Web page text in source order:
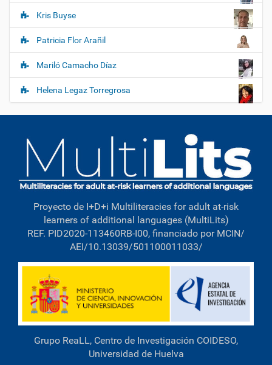
Kris Buyse
Patricia Flor Arañil
Mariló Camacho Díaz
Helena Legaz Torregrosa
Proyecto de I+D+i Multiliteracies for adult at-risk
learners of additional languages (MultiLits)
REF. PID2020-113460RB-I00, financiado por MCIN/
AEI/10.13039/501100011033/
Grupo ReaLL, Centro de Investigación COIDESO,
Universidad de Huelva